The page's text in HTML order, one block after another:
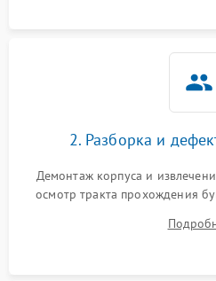
2. Разборка и
Демонтаж корпуса и
осмотр тракта прохождения
роликов захвата и узла
физического износа и